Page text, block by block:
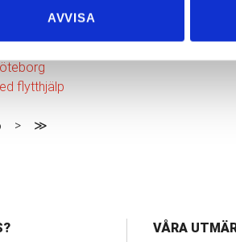
AVVISA
i Göteborg
i Göteborg
flytthjälp
> ≫
VÅRA